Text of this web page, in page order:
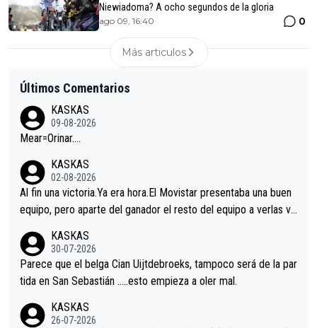
Niewiadoma? A ocho segundos de la gloria
ago 09, 16:40 0
Más articulos
Últimos Comentarios
KASKAS
09-08-2026
Mear=Orinar….
KASKAS
02-08-2026
Al fin una victoria.Ya era hora.El Movistar presentaba una buen
equipo, pero aparte del ganador el resto del equipo a verlas ve
s.La única buena noticia es la mejoría de Enric Más en San Seb
astian.Si en la Vuelta a Burgos sigue la mejoría, podríamos ten
er alguna sorpresa en la Vuelta.Ojalá.
KASKAS
30-07-2026
Parece que el belga Cian Uijtdebroeks, tampoco será de la par
tida en San Sebastián …..esto empieza a oler mal.
KASKAS
26-07-2026